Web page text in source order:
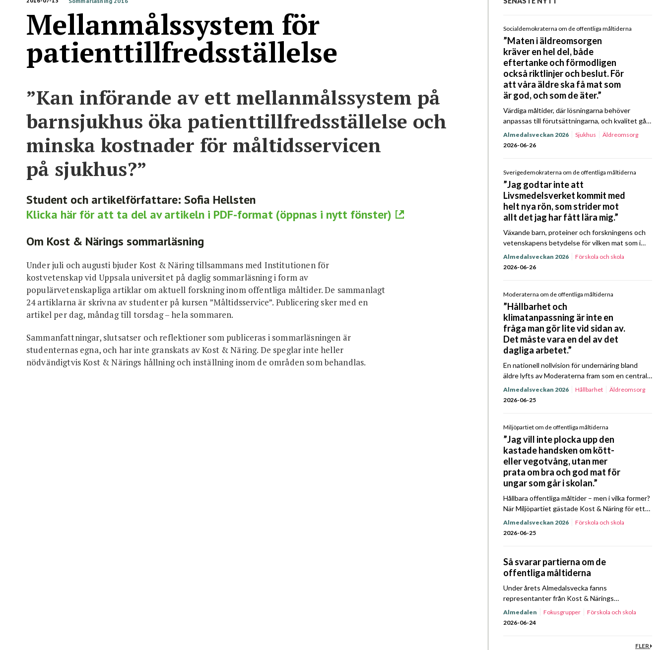
Mellanmålssystem för
patienttillfredsställelse
”Kan införande av ett mellanmålssystem på
barnsjukhus öka patienttillfredsställelse och
minska kostnader för måltidsservicen
på sjukhus?”
Student och artikelförfattare: Sofia Hellsten
Klicka här för att ta del av artikeln i PDF-format (öppnas i nytt fönster)
Om Kost & Närings sommarläsning
Under juli och augusti bjuder Kost & Näring tillsammans med Institutionen för
kostvetenskap vid Uppsala universitet på daglig sommarläsning i form av
populärvetenskapliga artiklar om aktuell forskning inom offentliga måltider. De sammanlagt
24 artiklarna är skrivna av studenter på kursen ”Måltidsservice”. Publicering sker med en
artikel per dag, måndag till torsdag – hela sommaren.
Sammanfattningar, slutsatser och reflektioner som publiceras i sommarläsningen är
studenternas egna, och har inte granskats av Kost & Näring. De speglar inte heller
nödvändigtvis Kost & Närings hållning och inställning inom de områden som behandlas.
Socialdemokraterna om de offentliga måltiderna
”Maten i äldreomsorgen
kräver en hel del, både
eftertanke och förmodligen
också riktlinjer och beslut. För
att våra äldre ska få mat som
är god, och som de äter.”
Värdiga måltider, där lösningarna behöver
anpassas till förutsättningarna, och kvalitet gå
före ekonomi. I Kost & Närings Prat om Mat
Almedalsspecial med Socialdemokraterna
Almedalsveckan 2026 Sjukhus
Äldreomsorg
2026-06-26
Sverigedemokraterna om de offentliga måltiderna
”Jag godtar inte att
Livsmedelsverket kommit med
helt nya rön, som strider mot
allt det jag har fått lära mig.”
Växande barn, proteiner och forskningens och
vetenskapens betydelse för vilken mat som i
slutändan ska serveras landets elever. När
Sverigedemokraterna tog plats mittemot Kost
Almedalsveckan 2026
Förskola och skola
2026-06-26
Moderaterna om de offentliga måltiderna
”Hållbarhet och
klimatanpassning är inte en
fråga man gör lite vid sidan av.
Det måste vara en del av det
dagliga arbetet.”
En nationell nollvision för undernäring bland
äldre lyfts av Moderaterna fram som en central
fråga framåt, i partiets politik för offentliga
måltider. Det, bland annat, framkom när partiet
Almedalsveckan 2026 Hållbarhet
Äldreomsorg
2026-06-25
Miljöpartiet om de offentliga måltiderna
”Jag vill inte plocka upp den
kastade handsken om kött-
eller vegotvång, utan mer
prata om bra och god mat för
ungar som går i skolan.”
Hållbara offentliga måltider – men i vilka former?
När Miljöpartiet gästade Kost & Näring för ett
Prat om Mat Almedalsspecial kretsade samtalet
bland annat kring prioriteringar, ansvar och
Almedalsveckan 2026
Förskola och skola
Hållbarhet
2026-06-25
Så svarar partierna om de
offentliga måltiderna
Under årets Almedalsvecka fanns
representanter från Kost & Närings
fokusgrupper och styrelse på plats i Visby för
att driva föreningens frågor. På
Almedalen Fokusgrupper
Förskola och skola
Hållbarhet
2026-06-24
FLER